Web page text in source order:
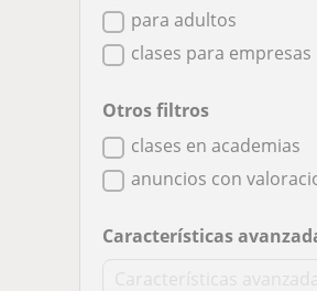
para adultos
clases para empresas
Otros filtros
clases en academias
anuncios con
Características